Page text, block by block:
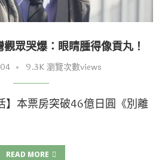
觀眾哭爆：眼睛腫得像貢丸！
9.3K 瀏覽次數views
】本票房突破46億日圓《別離
READ MORE